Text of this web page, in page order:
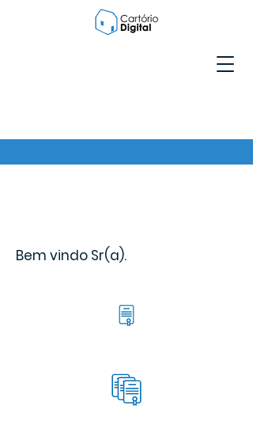
Bem vindo Sr(a).